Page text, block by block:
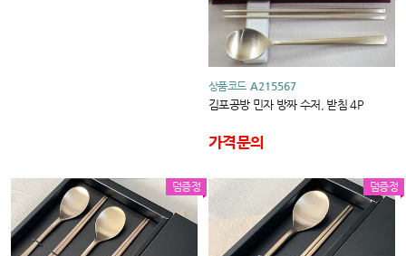
상품코드 A215567
김포공방 민자 방짜 수저, 받침 4P
가격문의
덤증정 덤증정